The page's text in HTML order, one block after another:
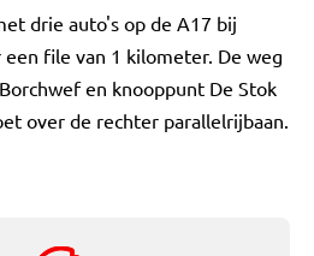
drie auto's op de A17 bij
een file van 1 kilometer. De weg
en knooppunt De Stok
over de rechter parallelrijbaan.